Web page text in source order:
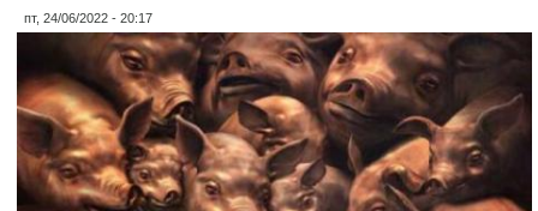
пт, 24/06/2022 - 20:17